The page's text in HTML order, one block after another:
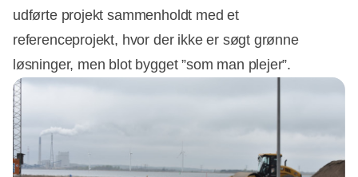
udførte projekt sammenholdt med et
referenceprojekt, hvor der ikke er søgt grønne
løsninger, men blot bygget ”som man plejer”.